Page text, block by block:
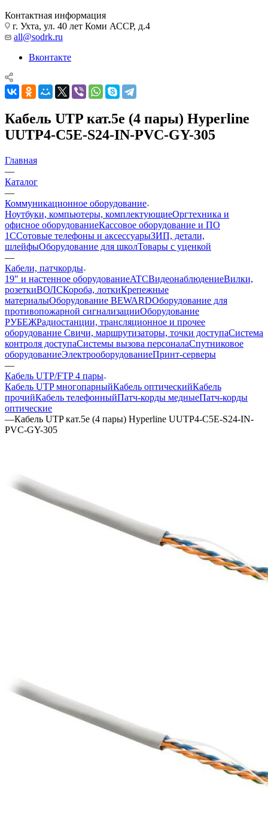
Контактная информация
г. Ухта, ул. 40 лет Коми АССР, д.4
all@sodrk.ru
Вконтакте
Кабель UTP кат.5e (4 пары) Hyperline
UUTP4-C5E-S24-IN-PVC-GY-305
Главная
—
Каталог
—
Коммуникационное оборудование
Ноутбуки, компьютеры, комплектующиеОргтехника и
офисное оборудованиеКассовое оборудование и ПО
1ССотовые телефоны и аксессуарыЗИП, детали,
шлейфыОборудование для школТовары с уценкой
—
Кабели, патчкорды
19" и настенное оборудованиеATCВидеонаблюдениеВилки,
розеткиВОЛСКороба, лоткиКрепежные
материалыОборудование BEWARDОборудование для
противопожарной сигнализацииОборудование
РУБЕЖРадиостанции, трансляционное и прочее
оборудование Свичи, маршрутизаторы, точки доступаСистема
контроля доступаСистемы вызова персоналаСпутниковое
оборудованиеЭлектрооборудованиеПринт-серверы
—
Кабель UTP/FTP 4 пары
Кабель UTP многопарныйКабель оптическийКабель
прочийКабель телефонныйПатч-корды медныеПатч-корды
оптические
—Кабель UTP кат.5e (4 пары) Hyperline UUTP4-C5E-S24-IN-
PVC-GY-305